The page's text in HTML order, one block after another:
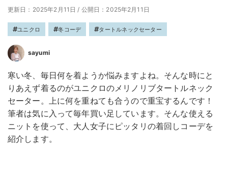
更新日：2025年2月11日 / 公開日：2025年2月11日
ユニクロ 冬コーデ タートルネックセーター
sayumi
寒い冬、毎日何を着ようか悩みますよね。そんな時にと
りあえず着るのがユニクロのメリノリブタートルネック
セーター。上に何を重ねても合うので重宝するんです！
筆者は気に入って毎年買い足しています。そんな使える
ニットを使って、大人女子にピッタリの着回しコーデを
紹介します。